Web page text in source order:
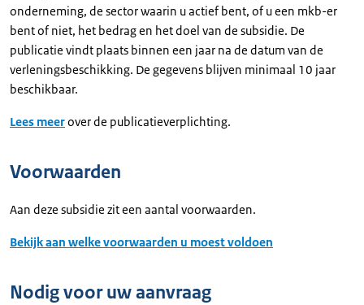
onderneming, de sector waarin u actief bent, of u een mkb-er
bent of niet, het bedrag en het doel van de subsidie. De
publicatie vindt plaats binnen een jaar na de datum van de
verleningsbeschikking. De gegevens blijven minimaal 10 jaar
beschikbaar.
Lees meerover de publicatieverplichting.
Voorwaarden
Aan deze subsidie zit een aantal voorwaarden.
Bekijk aan welke voorwaarden u moest voldoen
Nodig voor uw aanvraag